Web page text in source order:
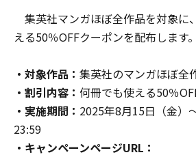
集英社マンガほぼ全作品を対象に
える50％OFFクーポンを配布します。
・対象作品： 集英社のマンガほぼ全
・割引内容： 何冊でも使える50％
・実施期間： 2025年8月15日（金）
23:59
・キャンペーンページURL：